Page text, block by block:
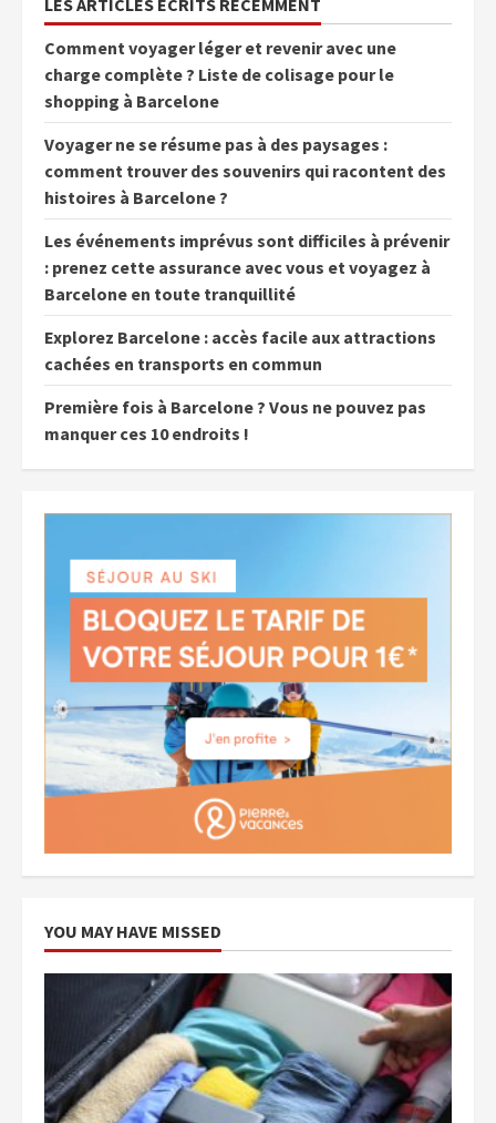
LES ARTICLES ÉCRITS RÉCEMMENT
Comment voyager léger et revenir avec une
charge complète ? Liste de colisage pour le
shopping à Barcelone
Voyager ne se résume pas à des paysages :
comment trouver des souvenirs qui racontent des
histoires à Barcelone ?
Les événements imprévus sont difficiles à prévenir
: prenez cette assurance avec vous et voyagez à
Barcelone en toute tranquillité
Explorez Barcelone : accès facile aux attractions
cachées en transports en commun
Première fois à Barcelone ? Vous ne pouvez pas
manquer ces 10 endroits !
YOU MAY HAVE MISSED